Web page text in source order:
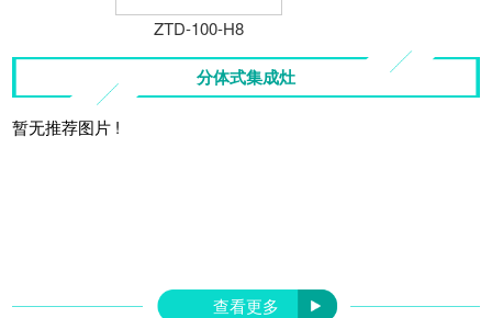
ZTD-100-H8
分体式集成灶
暂无推荐图片 !
查看更多